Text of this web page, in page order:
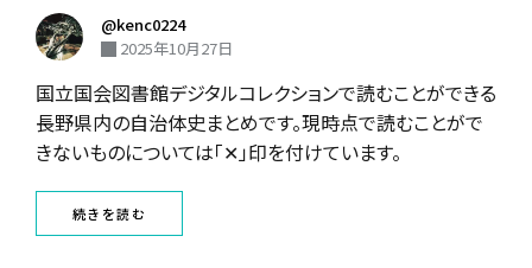
@kenc0224
2025年10月27日
国立国会図書館デジタルコレクションで読むことができる
長野県内の自治体史まとめです。現時点で読むことがで
きないものについては「✕」印を付けています。
続きを読む